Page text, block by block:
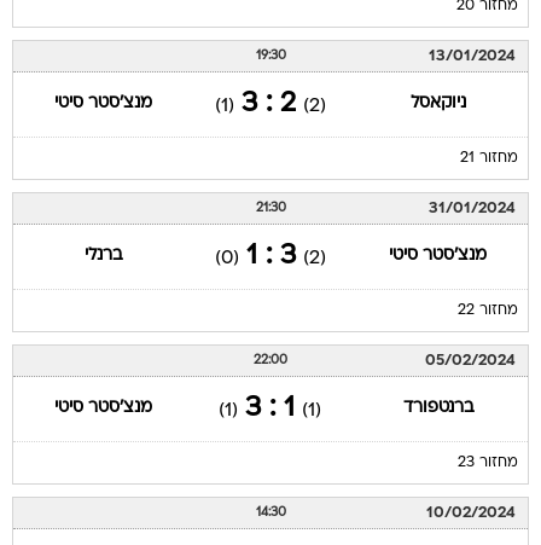
מחזור 20
13/01/2024
19:30
ניוקאסל (2)
2 : 3
(1) מנצ'סטר סיטי
מחזור 21
31/01/2024
21:30
מנצ'סטר סיטי (2)
3 : 1
(0) ברנלי
מחזור 22
05/02/2024
22:00
ברנטפורד (1)
1 : 3
(1) מנצ'סטר סיטי
מחזור 23
10/02/2024
14:30